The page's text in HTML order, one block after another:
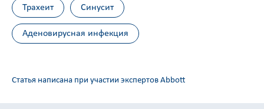
Трахеит Синусит
Аденовирусная инфекция
Статья написана при участии экспертов Abbott